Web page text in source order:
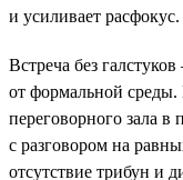
и усиливает расфокус.
Встреча без
от формальной
переговорного зала в
с разговором на
отсутствие трибун и